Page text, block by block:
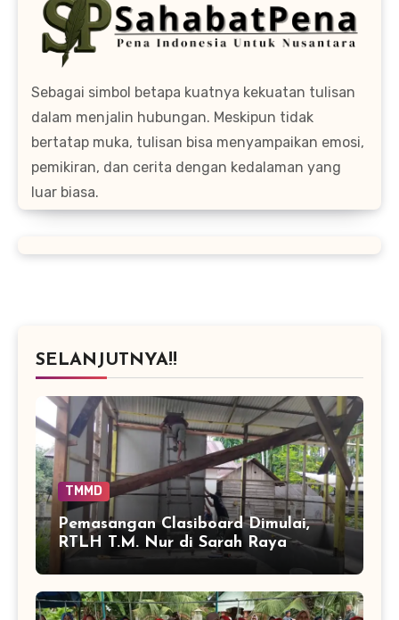
Sebagai simbol betapa kuatnya kekuatan tulisan
dalam menjalin hubungan. Meskipun tidak
bertatap muka, tulisan bisa menyampaikan emosi,
pemikiran, dan cerita dengan kedalaman yang
luar biasa.
SELANJUTNYA!!
TMMD
Pemasangan Clasiboard Dimulai,
RTLH T.M. Nur di Sarah Raya
Masuki Tahap Baru